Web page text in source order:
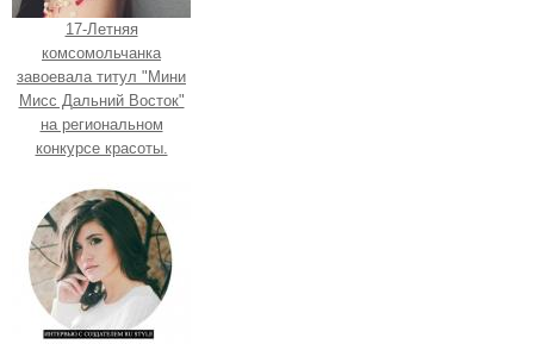
17-Летняя
комсомольчанка
завоевала титул "Мини
Мисс Дальний Восток"
на региональном
конкурсе красоты.